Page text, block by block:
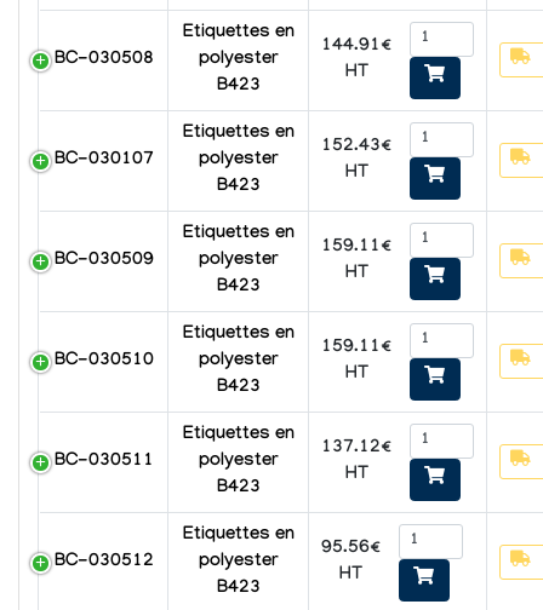
BC-030508
Etiquettes en
polyester
B423
144.91€
HT
BC-030107
Etiquettes en
polyester
B423
152.43€
HT
BC-030509
Etiquettes en
polyester
B423
159.11€
HT
BC-030510
Etiquettes en
polyester
B423
159.11€
HT
BC-030511
Etiquettes en
polyester
B423
137.12€
HT
BC-030512
Etiquettes en
polyester
B423
95.56€
HT